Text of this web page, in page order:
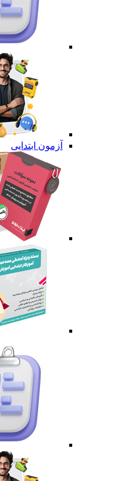
آزمون ابتدایی